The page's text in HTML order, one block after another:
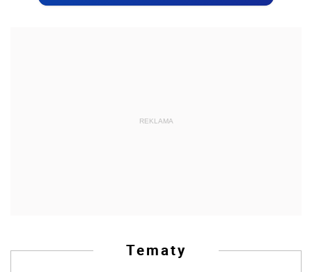
REKLAMA
Tematy